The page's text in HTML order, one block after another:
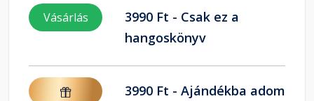
Vásárlás
3990 Ft - Csak ez a
hangoskönyv
3990 Ft - Ajándékba adom